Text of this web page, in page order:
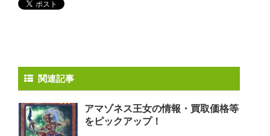
関連記事
アマゾネス王女の情報・買取価格等
をピックアップ！